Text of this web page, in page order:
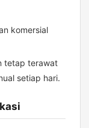
komersial
tetap terawat
setiap hari.